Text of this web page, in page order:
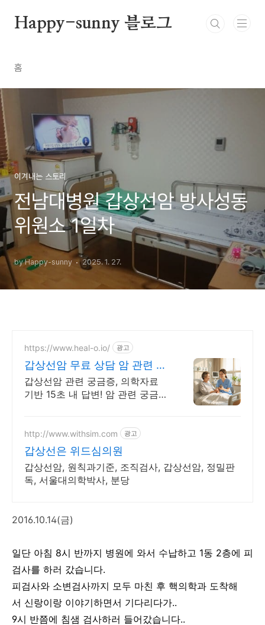
Happy-sunny 블로그
홈
이겨내는 스토리
전남대병원 갑상선암 방사성동
위원소 1일차
by Happy-sunny 2025. 1. 27.
https://www.heal-o.io/ 광고
갑상선암 무료 상담 암 관련 궁
금증은 힐오에서
갑상선암 관련 궁금증, 의학자료
기반 15초 내 답변! 암 관련 궁금증
http://www.withsim.com 광고
갑상선은 위드심의원
갑상선암, 원칙과기준, 조직검사, 갑상선암, 정밀판
독, 서울대의학박사, 분당
2016.10.14(금)
일단 아침 8시 반까지 병원에 와서 수납하고 1동 2층에 피
검사를 하러 갔습니다.
피검사와 소변검사까지 모두 마친 후 핵의학과 도착해
서 신랑이랑 이야기하면서 기다리다가..
9시 반쯤에 침샘 검사하러 들어갔습니다..